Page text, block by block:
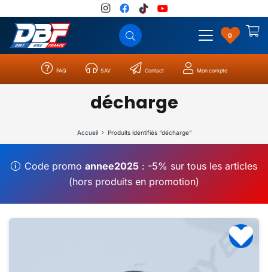
0
FAQ SAV Contact Mon compte
décharge
Accueil Produits identifiés “décharge”
Code promo annee2025: -5% sur tous les articles
(hors produits en promotion)
Catégories Résultats